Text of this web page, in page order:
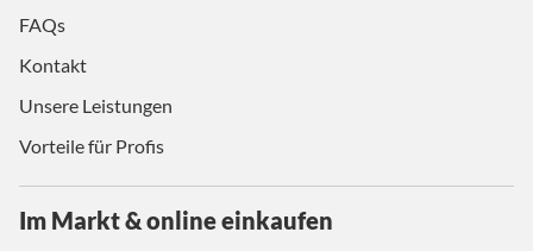
FAQs
Kontakt
Unsere Leistungen
Vorteile für Profis
Im Markt & online einkaufen